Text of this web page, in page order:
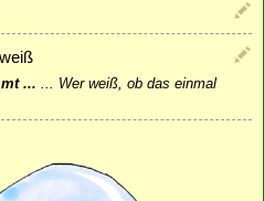
... ... Wer weiß, ob das einmal